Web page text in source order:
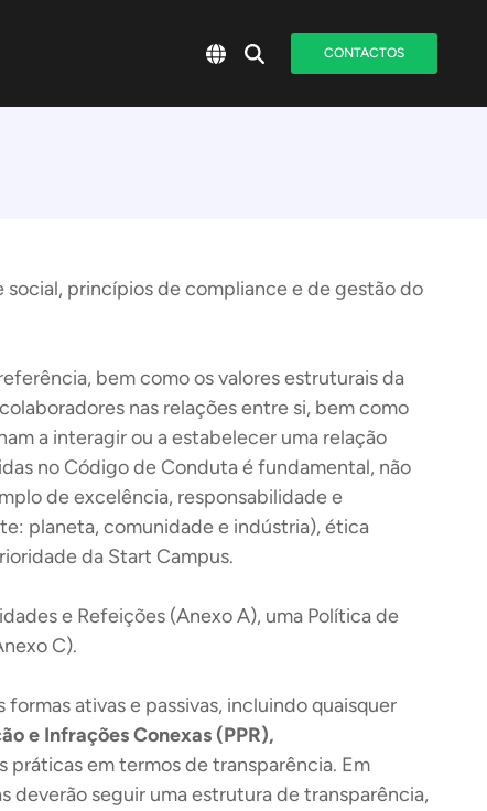
CONTACTOS
princípios de compliance e de gestão do
bem como os valores estruturais da
nas relações entre si, bem como
a interagir ou a estabelecer uma relação
no Código de Conduta é fundamental, não
de excelência, responsabilidade e
planeta, comunidade e indústria), ética
da Start Campus.
e Refeições (Anexo A), uma Política de
C).
ativas e passivas, incluindo quaisquer
e Infrações Conexas (PPR),
em termos de transparência. Em
deverão seguir uma estrutura de transparência,